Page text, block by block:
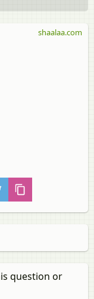
shaalaa.com
question or